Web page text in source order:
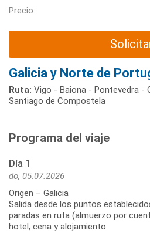
Precio:
Galicia y Norte de
Ruta: Vigo - Baiona - Pontevedra -
Santiago de Compostela
Programa del viaje
Día 1
do, 05.07.2026
Origen – Galicia
Salida desde los puntos
paradas en ruta (almuerzo por
hotel, cena y alojamiento.